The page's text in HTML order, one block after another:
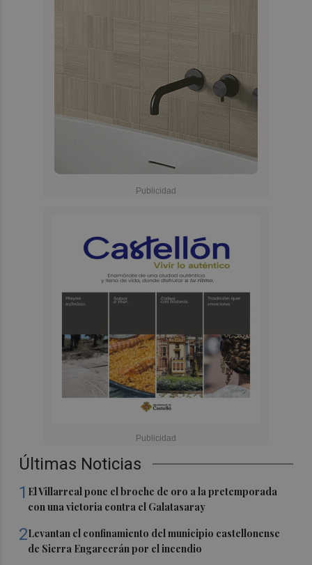
Últimas Noticias
1 El Villarreal pone el broche de oro a la pretemporada
con una victoria contra el Galatasaray
2Levantan el confinamiento del municipio castellonense
de Sierra Engarcerán por el incendio